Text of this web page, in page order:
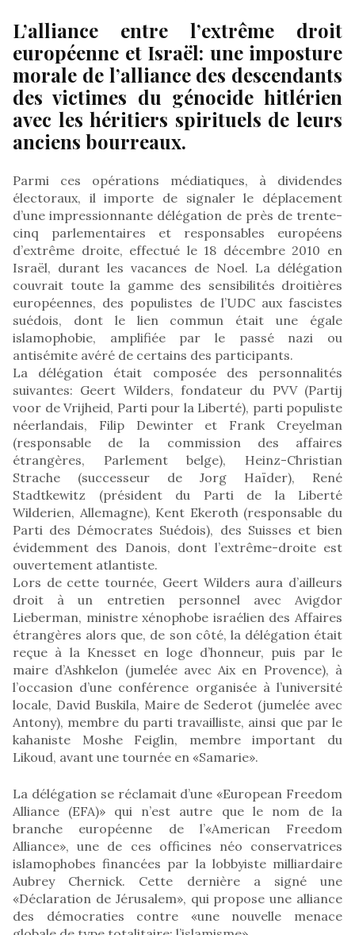
L’alliance entre l’extrême droit
européenne et Israël: une imposture
morale de l’alliance des descendants
des victimes du génocide hitlérien
avec les héritiers spirituels de leurs
anciens bourreaux.
Parmi ces opérations médiatiques, à dividendes
électoraux, il importe de signaler le déplacement
d’une impressionnante délégation de près de trente-
cinq parlementaires et responsables européens
d’extrême droite, effectué le 18 décembre 2010 en
Israël, durant les vacances de Noel. La délégation
couvrait toute la gamme des sensibilités droitières
européennes, des populistes de l’UDC aux fascistes
suédois, dont le lien commun était une égale
islamophobie, amplifiée par le passé nazi ou
antisémite avéré de certains des participants.
La délégation était composée des personnalités
suivantes: Geert Wilders, fondateur du PVV (Partij
voor de Vrijheid, Parti pour la Liberté), parti populiste
néerlandais, Filip Dewinter et Frank Creyelman
(responsable de la commission des affaires
étrangères, Parlement belge), Heinz-Christian
Strache (successeur de Jorg Haïder), René
Stadtkewitz (président du Parti de la Liberté
Wilderien, Allemagne), Kent Ekeroth (responsable du
Parti des Démocrates Suédois), des Suisses et bien
évidemment des Danois, dont l’extrême-droite est
ouvertement atlantiste.
Lors de cette tournée, Geert Wilders aura d’ailleurs
droit à un entretien personnel avec Avigdor
Lieberman, ministre xénophobe israélien des Affaires
étrangères alors que, de son côté, la délégation était
reçue à la Knesset en loge d’honneur, puis par le
maire d’Ashkelon (jumelée avec Aix en Provence), à
l’occasion d’une conférence organisée à l’université
locale, David Buskila, Maire de Sederot (jumelée avec
Antony), membre du parti travailliste, ainsi que par le
kahaniste Moshe Feiglin, membre important du
Likoud, avant une tournée en «Samarie».
La délégation se réclamait d’une «European Freedom
Alliance (EFA)» qui n’est autre que le nom de la
branche européenne de l’«American Freedom
Alliance», une de ces officines néo conservatrices
islamophobes financées par la lobbyiste milliardaire
Aubrey Chernick. Cette dernière a signé une
«Déclaration de Jérusalem», qui propose une alliance
des démocraties contre «une nouvelle menace